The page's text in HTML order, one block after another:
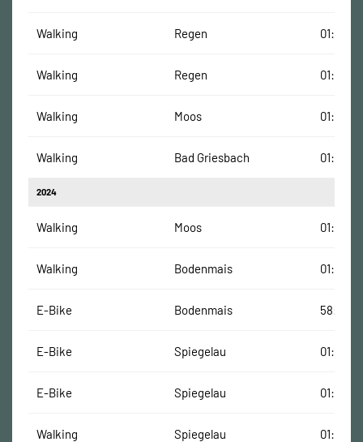
Walking Regen
Walking Regen
Walking Moos
Walking Bad Griesbach
2024
Walking Moos
Walking Bodenmais
E-Bike Bodenmais 58:33
E-Bike Spiegelau
E-Bike Spiegelau
Walking Spiegelau